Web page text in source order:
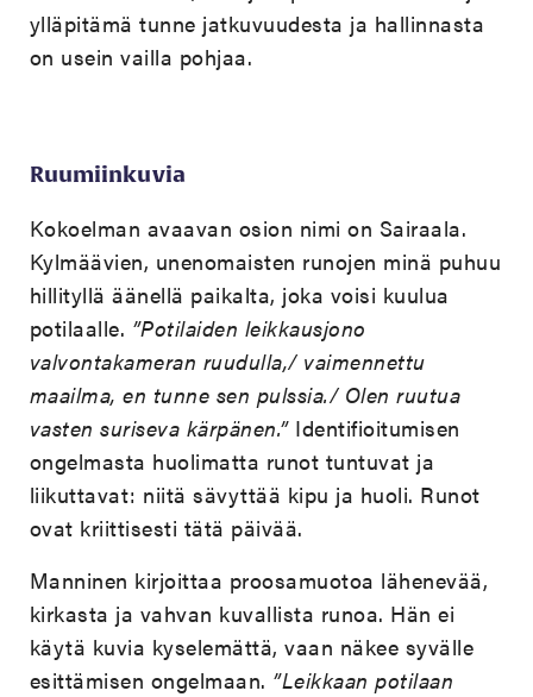
ylläpitämä tunne jatkuvuudesta ja hallinnasta
on usein vailla pohjaa.
Ruumiinkuvia
Kokoelman avaavan osion nimi on Sairaala.
Kylmäävien, unenomaisten runojen minä puhuu
hillityllä äänellä paikalta, joka voisi kuulua
potilaalle. ”Potilaiden leikkausjono
valvontakameran ruudulla,/ vaimennettu
maailma, en tunne sen pulssia./ Olen ruutua
vasten suriseva kärpänen.”Identifioitumisen
ongelmasta huolimatta runot tuntuvat ja
liikuttavat: niitä sävyttää kipu ja huoli. Runot
ovat kriittisesti tätä päivää.
Manninen kirjoittaa proosamuotoa lähenevää,
kirkasta ja vahvan kuvallista runoa. Hän ei
käytä kuvia kyselemättä, vaan näkee syvälle
esittämisen ongelmaan. ”Leikkaan potilaan